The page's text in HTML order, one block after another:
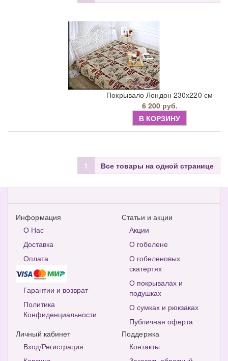
Покрывало Лондон 230х220 см
6 200 руб.
В КОРЗИНУ
1 Все товары на одной странице
Информация
О Нас
Доставка
Оплата
Гарантии и возврат
Политика
Конфиденциальности
Статьи и акции
Акции
О гобелене
О гобеленовых
скатертях
О покрывалах и
подушках
О сумках и рюкзаках
Публичная оферта
Личный кабинет
Вход/Регистрация
Поддержка
Контакты